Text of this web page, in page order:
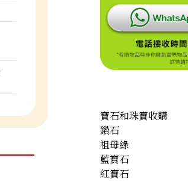
寶石和珠寶收購
鑽石
祖母綠
藍寶石
紅寶石